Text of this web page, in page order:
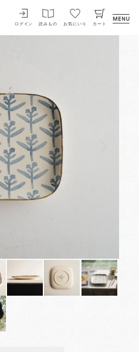
ログイン 読みもの お気にいり カート